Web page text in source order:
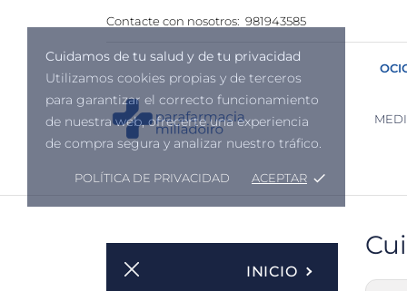
Cuidamos de tu salud y de tu privacidad
Utilizamos cookies propias y de terceros
para garantizar el correcto funcionamiento
de nuestra web, ofrecerte una experiencia
de compra segura y analizar nuestro tráfico.
POLÍTICA DE PRIVACIDAD ACEPTAR done
Contacte con nosotros: 981943585
INICIO